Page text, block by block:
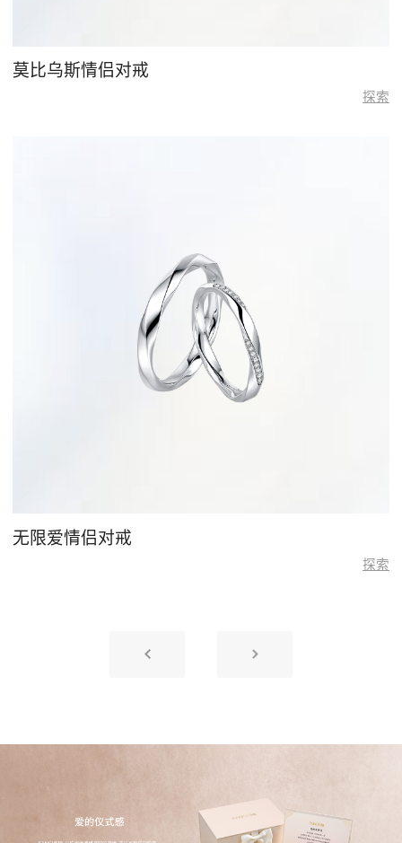
莫比乌斯情侣对戒
探索
无限爱情侣对戒
探索